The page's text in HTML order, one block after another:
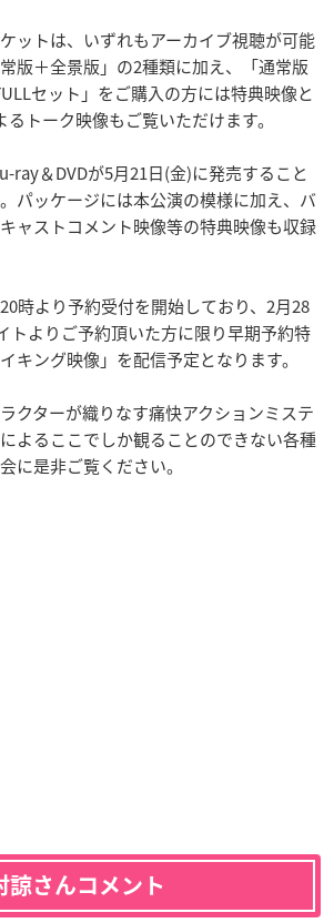
ットは、いずれもアーカイブ視聴が可能
版＋全景版」の2種類に加え、「通常版
セット」をご購入の方には特典映像と
トーク映像もご覧いただけます。
ray＆DVDが5月21日(金)に発売すること
パッケージには本公演の模様に加え、バ
ャストコメント映像等の特典映像も収録
時より予約受付を開始しており、2月28
トよりご予約頂いた方に限り早期予約特
キング映像」を配信予定となります。
クターが織りなす痛快アクションミステ
よるここでしか観ることのできない各種
に是非ご覧ください。
諒さんコメント